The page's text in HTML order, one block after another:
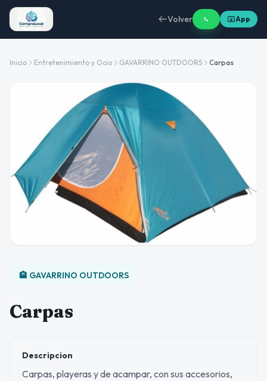
Volver App
Inicio Entretenimiento y Ocio GAVARRINO OUTDOORS Carpas
🏨 GAVARRINO OUTDOORS
Carpas
Descripcion
Carpas, playeras y de acampar, con sus accesorios,